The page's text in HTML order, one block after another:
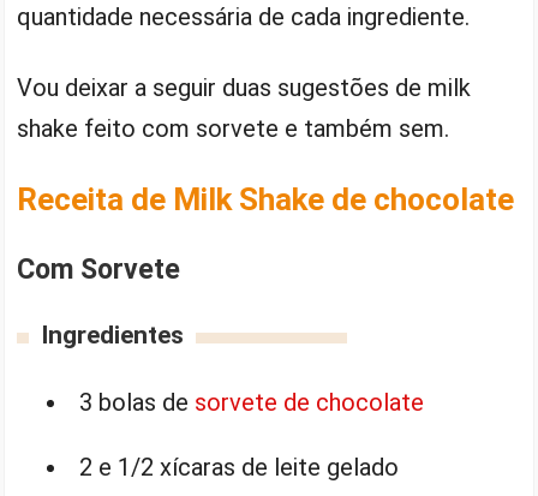
quantidade necessária de cada ingrediente.
Vou deixar a seguir duas sugestões de milk
shake feito com sorvete e também sem.
Receita de Milk Shake de chocolate
Com Sorvete
Ingredientes
3 bolas de sorvete de chocolate
2 e 1/2 xícaras de leite gelado